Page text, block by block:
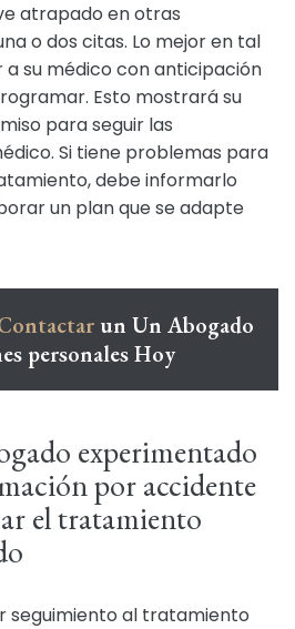
atrapado en otras
o dos citas. Lo mejor en tal
su médico con anticipación
Esto mostrará su
para seguir las
Si tiene problemas para
debe informarlo
un plan que se adapte
un Un Abogado
personales Hoy
experimentado
por accidente
el tratamiento
seguimiento al tratamiento